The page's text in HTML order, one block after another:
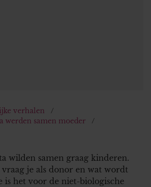
verhalen
werden samen moeder
wilden samen graag kinderen.
vraag je als donor en wat wordt
is het voor de niet-biologische